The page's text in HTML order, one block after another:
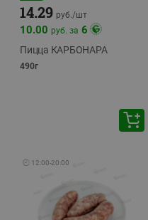
14.29 руб./шт
10.00 руб. за 6
Пицца КАРБОНАРА
490г
🕘 12:00-20:00